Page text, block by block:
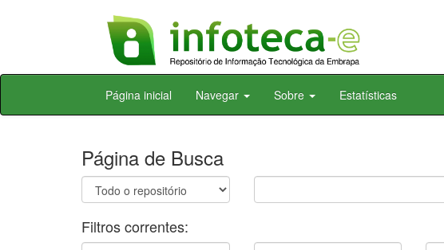
Skip
Página inicial Navegar Sobre Estatísticas
Página de Busca
Filtros correntes: